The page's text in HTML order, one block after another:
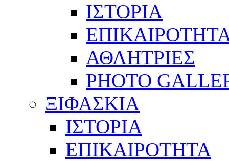
ΙΣΤΟΡΙΑ
ΑΘΛΗΤΡΙΕΣ
PHOTO
ΞΙΦΑΣΚΙΑ
ΙΣΤΟΡΙΑ
ΕΠΙΚΑΙΡΟΤΗΤΑ